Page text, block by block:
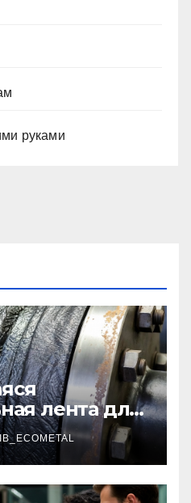
руками
лента для